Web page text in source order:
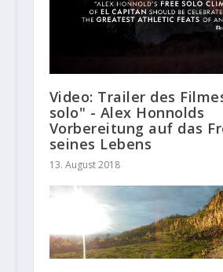
Video: Trailer des
solo" - Alex Honnolds
Vorbereitung auf das
seines Lebens
13. August 2018